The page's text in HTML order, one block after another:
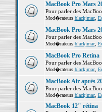
MacBook Pro Mars
Pour parler des
Mod�rateurs blackjmac,
MacBook Pro Mars
Pour parler des
Mod�rateurs blackjmac,
MacBook Pro Retina
Pour parler des
Mod�rateurs blackjmac,
MacBook Air après
Pour parler des
Mod�rateurs blackjmac,
MacBook 12" rétina